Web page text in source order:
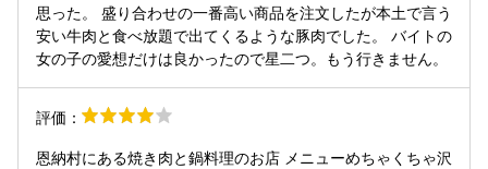
思った。 盛り合わせの一番高い商品を注文したが本土で言う
安い牛肉と食べ放題で出てくるような豚肉でした。 バイトの
女の子の愛想だけは良かったので星二つ。もう行きません。
評価：
恩納村にある焼き肉と鍋料理のお店 メニューめちゃくちゃ沢